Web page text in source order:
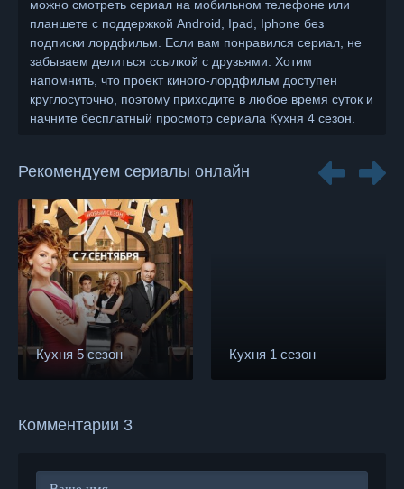
можно смотреть сериал на мобильном телефоне или
планшете с поддержкой Android, Ipad, Iphone без
подписки лордфильм. Если вам понравился сериал, не
забываем делиться ссылкой с друзьями. Хотим
напомнить, что проект киного-лордфильм доступен
круглосуточно, поэтому приходите в любое время суток и
начните бесплатный просмотр сериала Кухня 4 сезон.
Рекомендуем сериалы онлайн
Кухня 5 сезон Кухня 1 сезон
Комментарии 3